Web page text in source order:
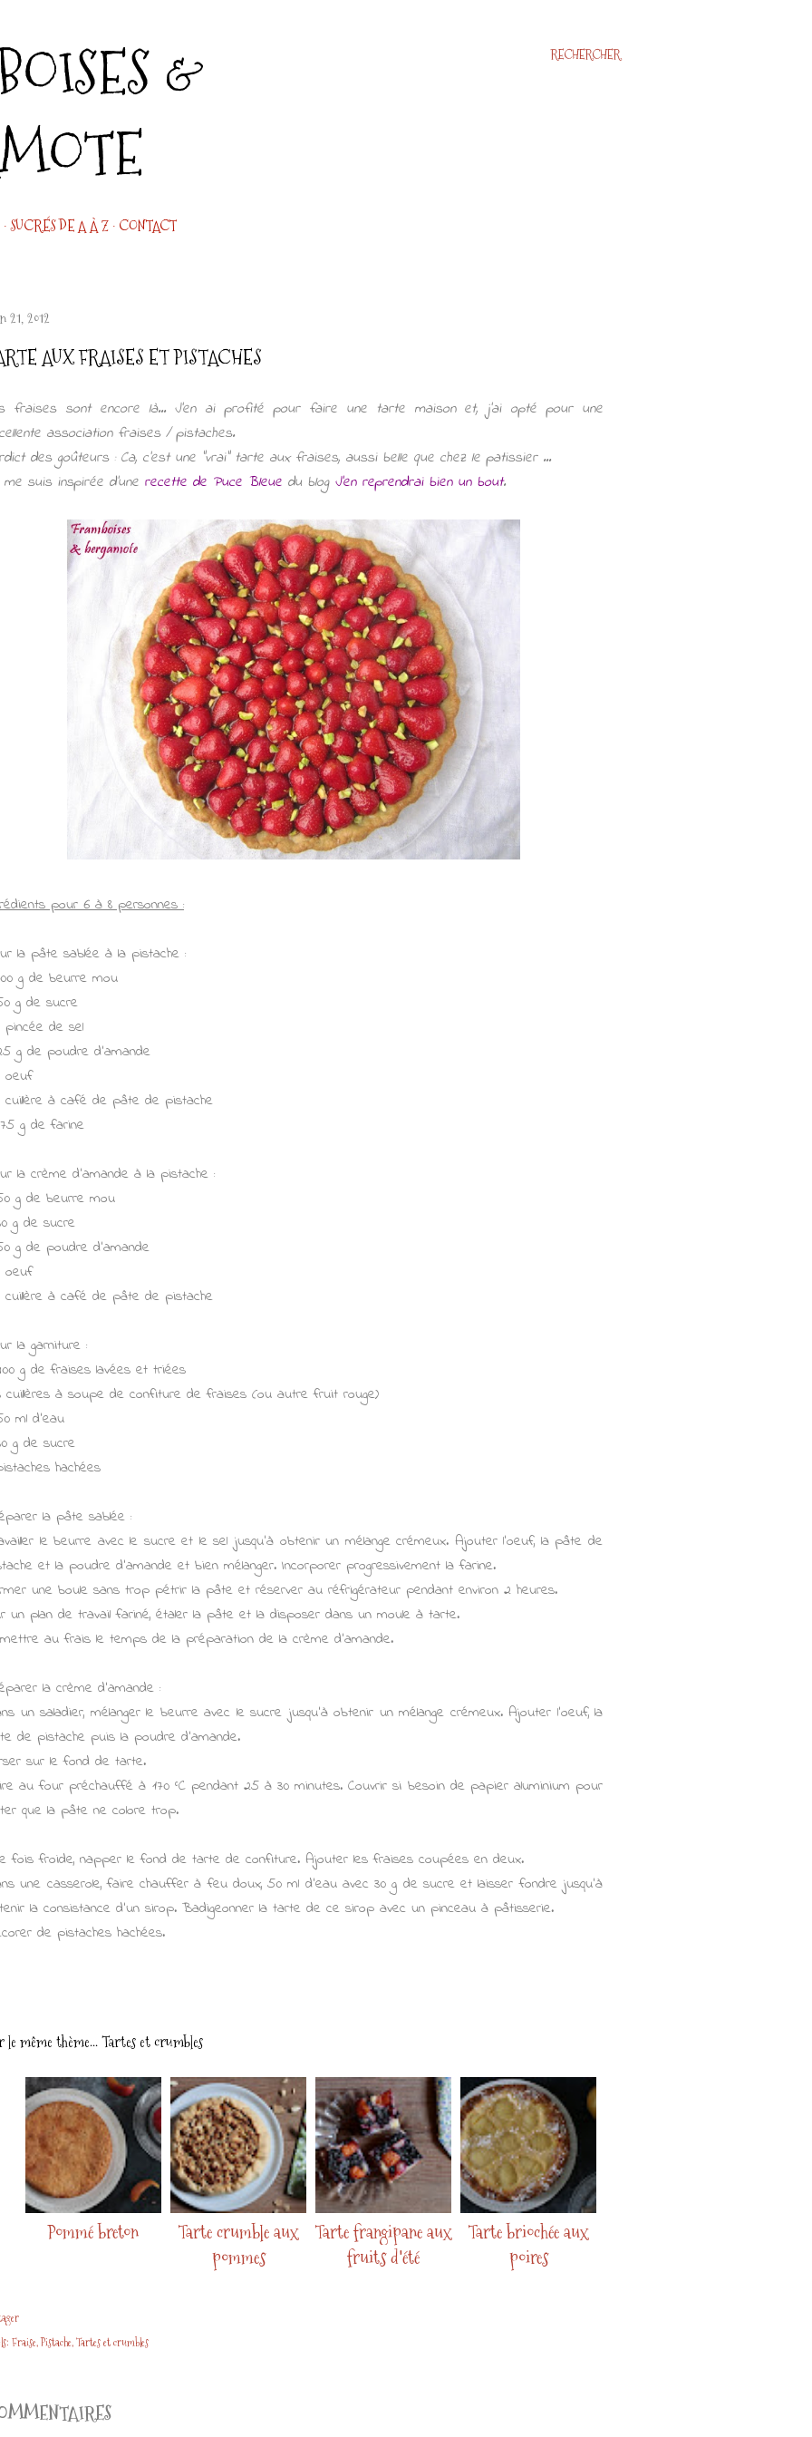
RECHERCHER
&
SUCRÉS DE A À Z CONTACT
21, 2012
AUX FRAISES ET PISTACHES
fraises sont encore là... J'en ai profité pour faire une tarte maison et, j'ai opté pour une
association fraises / pistaches.
des goûteurs : Ca, c'est une "vrai" tarte aux fraises, aussi belle que chez le patissier ...
suis inspirée d'une recette de Puce Bleue du blog J'en reprendrai bien un bout.
pour 6 à 8 personnes :
la pâte sablée à la pistache :
g de beurre mou
g de sucre
pincée de sel
g de poudre d'amande
oeuf
cuillère à café de pâte de pistache
g de farine
la crème d'amande à la pistache :
g de beurre mou
g de sucre
g de poudre d'amande
oeuf
cuillère à café de pâte de pistache
la garniture :
g de fraises lavées et triées
cuillères à soupe de confiture de fraises (ou autre fruit rouge)
ml d'eau
g de sucre
hachées
la pâte sablée :
le beurre avec le sucre et le sel jusqu'à obtenir un mélange crémeux. Ajouter l'oeuf, la pâte de
et la poudre d'amande et bien mélanger. Incorporer progressivement la farine.
une boule sans trop pétrir la pâte et réserver au réfrigérateur pendant environ 2 heures.
un plan de travail fariné, étaler la pâte et la disposer dans un moule à tarte.
au frais le temps de la préparation de la crème d'amande.
la crème d'amande :
un saladier, mélanger le beurre avec le sucre jusqu'à obtenir un mélange crémeux. Ajouter l'oeuf, la
de pistache puis la poudre d'amande.
sur le fond de tarte.
au four préchauffé à 170 °C pendant 25 à 30 minutes. Couvrir si besoin de papier aluminium pour
que la pâte ne colore trop.
fois froide, napper le fond de tarte de confiture. Ajouter les fraises coupées en deux.
une casserole, faire chauffer à feu doux, 50 ml d'eau avec 30 g de sucre et laisser fondre jusqu'à
la consistance d'un sirop. Badigeonner la tarte de ce sirop avec un pinceau à pâtisserie.
de pistaches hachées.
le même thème...Tartes et crumbles
Pommé breton
Tarte crumble aux
pommes
Tarte frangipane aux
fruits d'été
Tarte briochée aux
poires
Fraise Pistache Tartes et crumbles